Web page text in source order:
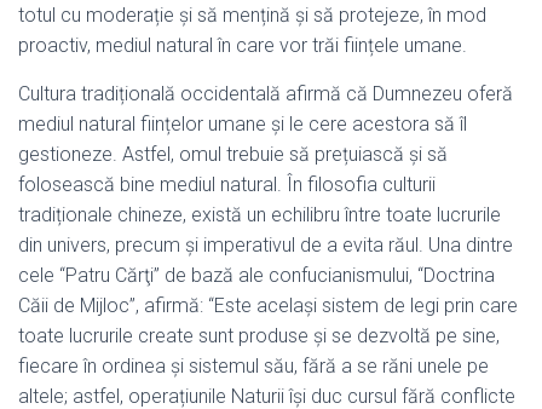
totul cu moderație și să mențină și să protejeze, în mod
proactiv, mediul natural în care vor trăi ființele umane.
Cultura tradițională occidentală afirmă că Dumnezeu oferă
mediul natural ființelor umane și le cere acestora să îl
gestioneze. Astfel, omul trebuie să prețuiască și să
folosească bine mediul natural. În filosofia culturii
tradiționale chineze, există un echilibru între toate lucrurile
din univers, precum și imperativul de a evita răul. Una dintre
cele “Patru Cărţi” de bază ale confucianismului, “Doctrina
Căii de Mijloc”, afirmă: “Este același sistem de legi prin care
toate lucrurile create sunt produse și se dezvoltă pe sine,
fiecare în ordinea și sistemul său, fără a se răni unele pe
altele; astfel, operațiunile Naturii își duc cursul fără conflicte